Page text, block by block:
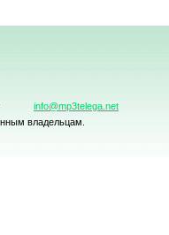
info@mp3telega.net
владельцам.